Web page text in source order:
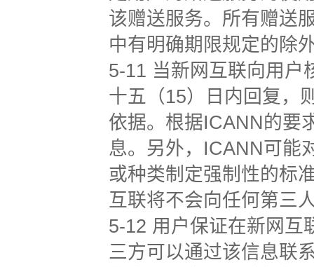
该赠送服务。所有赠送
中有明确期限规定的除
5-11 当新网互联向用户
十五（15）日内回复，
依据。根据ICANN的要
息。另外，ICANN可能
或种类制定强制性的标
互联将不会向任何第三
5-12 用户保证在新网互
三方可以通过该信息联